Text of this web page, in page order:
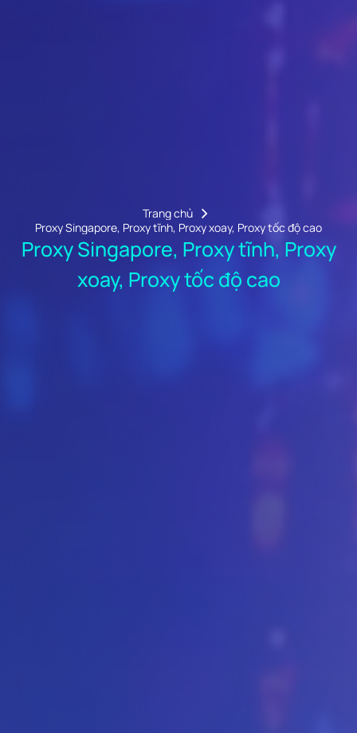
Trang chủ
Proxy Singapore, Proxy tĩnh, Proxy xoay, Proxy tốc độ cao
Proxy Singapore, Proxy tĩnh, Proxy
xoay, Proxy tốc độ cao